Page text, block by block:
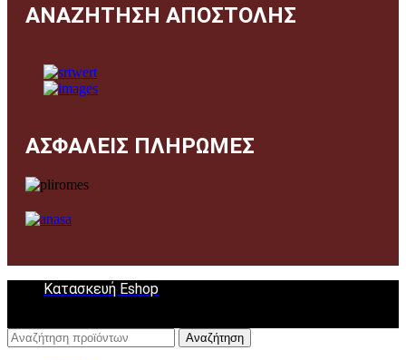
ΑΝΑΖΗΤΗΣΗ ΑΠΟΣΤΟΛΗΣ
ΑΣΦΑΛΕΙΣ ΠΛΗΡΩΜΕΣ
Κατασκευή Eshop
Αναζήτηση